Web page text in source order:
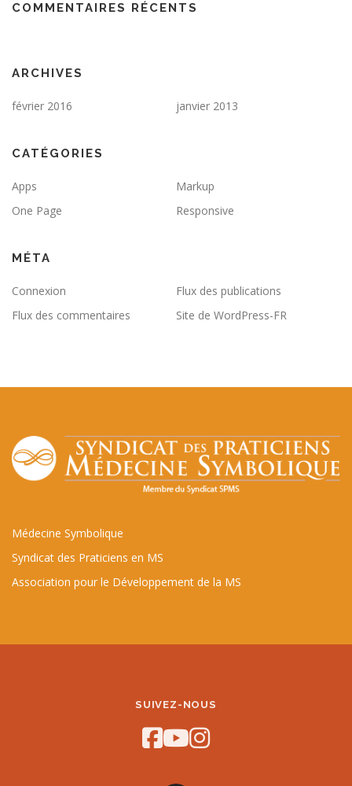
COMMENTAIRES RÉCENTS
ARCHIVES
février 2016 janvier 2013
CATÉGORIES
Apps
Markup
One Page
Responsive
MÉTA
Connexion
Flux des publications
Flux des commentaires
Site de WordPress-FR
Médecine Symbolique
Syndicat des Praticiens en MS
Association pour le Développement de la MS
SUIVEZ-NOUS